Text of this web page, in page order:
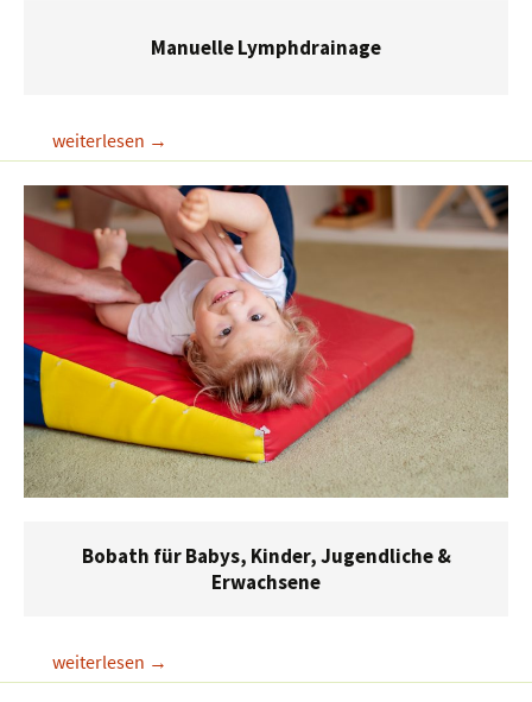
Manuelle Lymphdrainage
Manuelle
Lymphdrainage
weiterlesen →
Bobath für Babys, Kinder, Jugendliche &
Erwachsene
Bobath
für
weiterlesen →